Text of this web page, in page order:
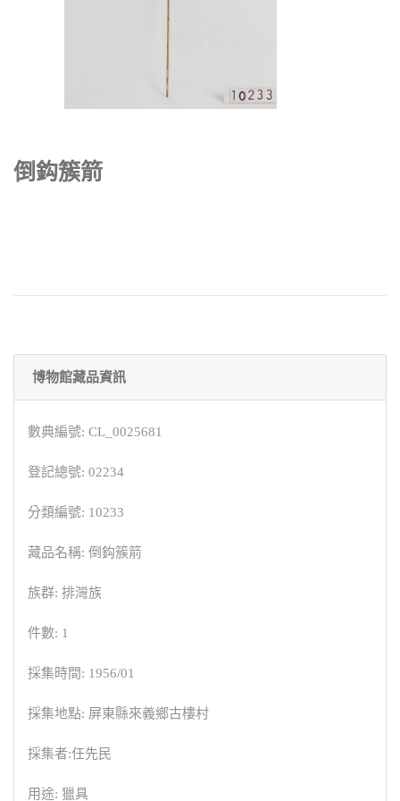
倒鈎簇箭
博物館藏品資訊
數典編號: CL_0025681
登記總號: 02234
分類編號: 10233
藏品名稱: 倒鈎簇箭
族群: 排灣族
件數: 1
採集時間: 1956/01
採集地點: 屏東縣來義鄉古樓村
採集者:任先民
用途: 獵具